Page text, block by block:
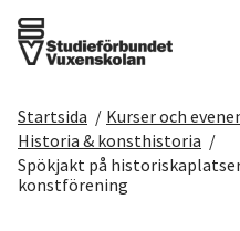
Det här gör vi
För dig som
Startsida / Kurser och
Historia & konsthistoria /
Spökjakt på
konstförening